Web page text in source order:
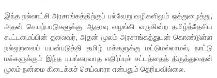
இந்த நல்­லாட்சி அர­சாங்­கத்­திற்குப் பல்­வேறு வழி­க­ளிலும் ஒத்­து­ழைத்து,
அதன் செயற்­பா­டு­க­ளுக்கு ஆத­ரவு வழங்கி வரு­கின்ற தமிழ்த்­தே­சிய
கூட்­ட­மைப்பின் தலைவர், அதன் மூலம் அர­சாங்­கத்­துடன் கொண்­டுள்ள
நல்லுறவைப் பயன்படுத்தி தமிழ் மக்களுக்கு மட்டுமல்லாமல், நாட்டு
மக்களுக்கும் இந்த பயங்கரவாத எதிர்ப்புச் சட்டத்தைத் திருத்துவதன்
மூலம் நன்மை கிடைக்கச் செய்வாரா என்பதும் தெரியவில்லை.